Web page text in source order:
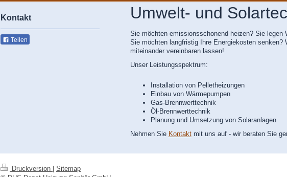
Umwelt- und
Sie möchten emissionsschonend heizen? Sie legen
Sie möchten langfristig Ihre Energiekosten senken?
miteinander vereinbaren lassen!
Unser Leistungsspektrum:
Installation von Pelletheizungen
Einbau von Wärmepumpen
Gas-Brennwerttechnik
Öl-Brennwerttechnik
Planung und Umsetzung von Solaranlagen
Nehmen Sie Kontaktmit uns auf - wir beraten Sie
Kontakt
Teilen
Druckversion
Sitemap